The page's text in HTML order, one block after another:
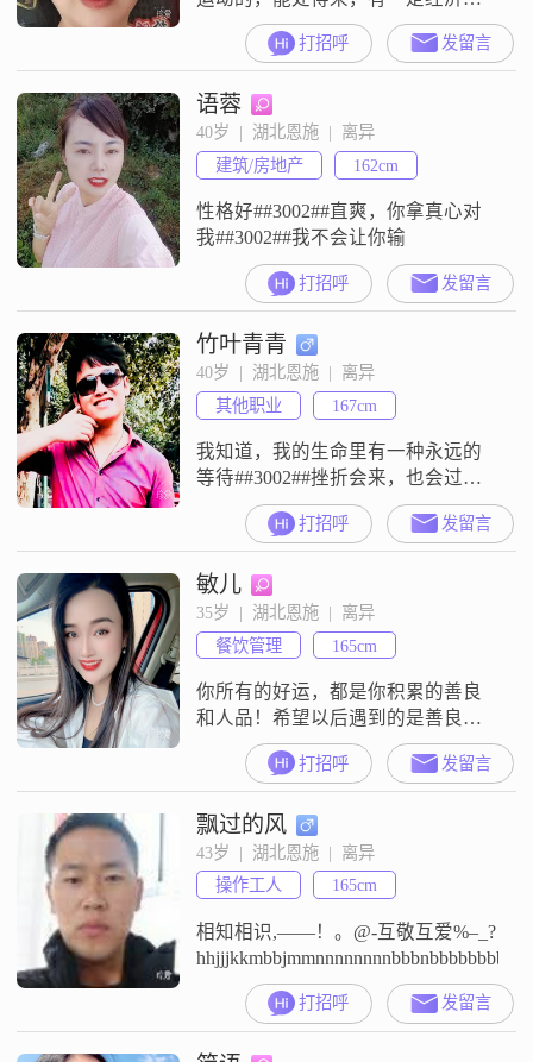
础，有车有房
打招呼 发留言
语蓉
40岁  |  湖北恩施  |  离异
建筑/房地产
162cm
性格好##3002##直爽，你拿真心对
我##3002##我不会让你输
打招呼 发留言
竹叶青青
40岁  |  湖北恩施  |  离异
其他职业
167cm
我知道，我的生命里有一种永远的
等待##3002##挫折会来，也会过
去，热泪会流下，也会收起，没有
什么可以让我气馁，因为，我有着
长长的一生，而妳，妳一定会来
##3002##
打招呼 发留言
敏儿
35岁  |  湖北恩施  |  离异
餐饮管理
165cm
你所有的好运，都是你积累的善良
和人品！希望以后遇到的是善良温
柔的对方，双向奔赴的感情值得一
生珍惜的！！打招呼 发留言
飘过的风
43岁  |  湖北恩施  |  离异
操作工人
165cm
相知相识,——！。@-互敬互爱%–_?
hhjjjkkmbbjmmnnnnnnnnbbbnbbbbbbbb
打招呼 发留言